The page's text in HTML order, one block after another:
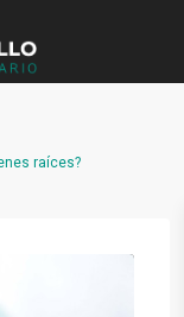
raíces?